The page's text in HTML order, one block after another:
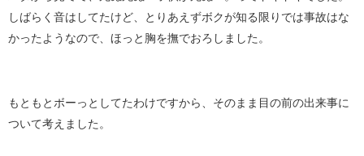
しばらく音はしてたけど、とりあえずボクが知る限りでは事故はな
かったようなので、ほっと胸を撫でおろしました。
もともとボーっとしてたわけですから、そのまま目の前の出来事に
ついて考えました。